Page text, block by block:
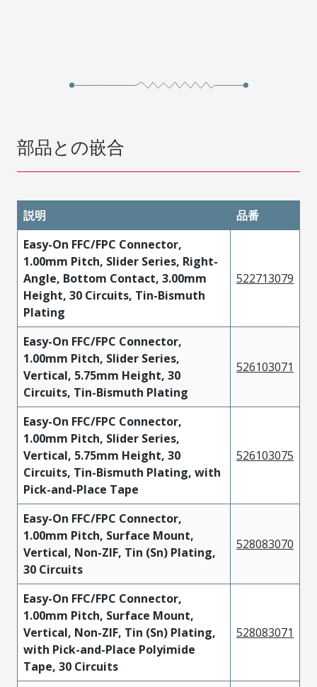
部品との嵌合
説明
品番
Easy-On FFC/FPC Connector,
1.00mm Pitch, Slider Series, Right-
Angle, Bottom Contact, 3.00mm
Height, 30 Circuits, Tin-Bismuth
Plating
522713079
Easy-On FFC/FPC Connector,
1.00mm Pitch, Slider Series,
Vertical, 5.75mm Height, 30
Circuits, Tin-Bismuth Plating
526103071
Easy-On FFC/FPC Connector,
1.00mm Pitch, Slider Series,
Vertical, 5.75mm Height, 30
Circuits, Tin-Bismuth Plating, with
Pick-and-Place Tape
526103075
Easy-On FFC/FPC Connector,
1.00mm Pitch, Surface Mount,
Vertical, Non-ZIF, Tin (Sn) Plating,
30 Circuits
528083070
Easy-On FFC/FPC Connector,
1.00mm Pitch, Surface Mount,
Vertical, Non-ZIF, Tin (Sn) Plating,
with Pick-and-Place Polyimide
Tape, 30 Circuits
528083071